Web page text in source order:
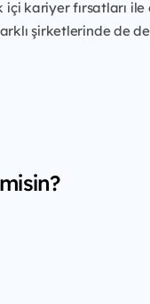
kariyer fırsatları ile
şirketlerinde de